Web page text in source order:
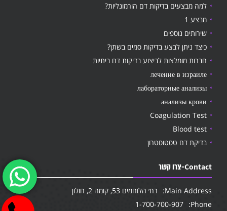
למה מבצעים בדיקות דם הורמונליות?
מבצע 1
שירותים נוספים
כיצד ניתן לבצע בדיקות סמים בשתן?
חברות מומלצות לביצוע בדיקות דם ביתיות
лечение в израиле
лабораторные анализы
анализы крови
Coagulation Test
Blood test
בדיקת דם טסטוסטרון
Contact-צרו קשר
Main Address:
רח׳ הלוחמים 53, קומה 2, חולון
Phone:
1-700-700-907